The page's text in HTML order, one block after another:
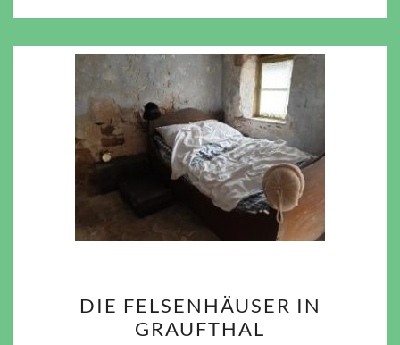
FELSENHÄUSER
IN
DIE FELSENHÄUSER IN
GRAUFTHAL